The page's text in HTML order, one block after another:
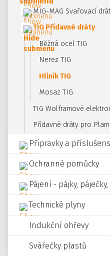
MIG-MAG Svařovací
TIG Přídavné dráty
Běžná ocel TIG
Nerez TIG
Hliník TIG
Mosaz TIG
TIG Wolframové
Přídavné dráty pro
Přípravky a
Ochranné pomůcky
Pájení - pájky,
Technické plyny
Indukční ohřevy
Svářečky plastů